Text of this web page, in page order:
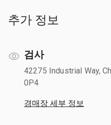
추가 정보
검사
42275 Industrial Way,
0P4
경매장 세부 정보